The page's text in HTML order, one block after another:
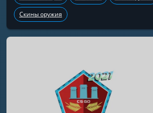
Скины оружия